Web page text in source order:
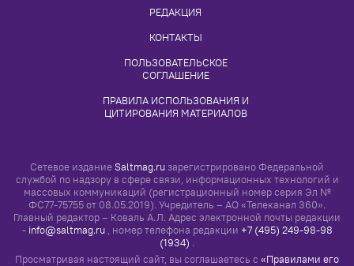
РЕДАКЦИЯ
КОНТАКТЫ
ПОЛЬЗОВАТЕЛЬСКОЕ
СОГЛАШЕНИЕ
ПРАВИЛА ИСПОЛЬЗОВАНИЯ И
ЦИТИРОВАНИЯ МАТЕРИАЛОВ
Сетевое издание Saltmag.ru зарегистрировано Федеральной
службой по надзору в сфере связи, информационных технологий и
массовых коммуникаций (регистрационный номер серия Эл №
ФС77-75755 от 08.05.2019). Учредитель – АО «Телеканал 360».
Главный редактор – Коваль А.Л. Адрес электронной почты редакции
- info@saltmag.ru, номер телефона редакции +7 (495) 249-98-98
(1934) .
Просматривая настоящий сайт, вы соглашаетесь с «Правилами его